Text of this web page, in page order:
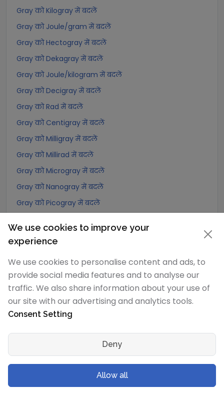
Gray को Kilogray में बदलें
Gray को Joule/gram में बदलें
Gray को Hectogray में बदलें
Gray को Dekagray में बदलें
Gray को Joule/kilogram में बदलें
Gray को Decigray में बदलें
Gray को Rad में बदलें
Gray को Centigray में बदलें
Gray को Milligray में बदलें
Gray को Millirad में बदलें
Gray को Microgray में बदलें
Gray को Nanogray में बदलें
Gray को Picogray में बदलें
Gray को Attogray में बदलें
Joule/kilogramरूपांतरण
Joule/kilogram को Exagray में बदलें
Joule/kilogram को Petagray में बदलें
Joule/kilogram को Teragray में बदलें
Joule/kilogram को Gigagray में बदलें
Joule/kilogram को Megagray में बदलें
Joule/kilogram को Joule/milligram में बदलें
Joule/kilogram को Joule/centigram में बदलें
We use cookies to improve your
experience
We use cookies to personalise content and ads, to
provide social media features and to analyse our
traffic. We also share information about your use of
our site with our advertising and analytics tools.
Consent Setting
Deny
Allow all